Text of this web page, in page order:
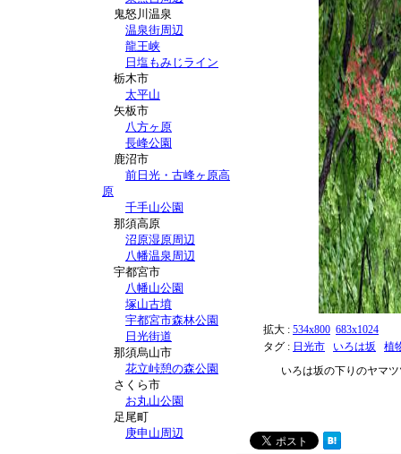
鬼怒川温泉
温泉街周辺
龍王峡
日塩もみじライン
栃木市
太平山
矢板市
八方ヶ原
長峰公園
鹿沼市
前日光・古峰ヶ原高
原
千手山公園
那須高原
沼原湿原周辺
八幡温泉周辺
宇都宮市
八幡山公園
塚山古墳
宇都宮市森林公園
日光街道
那須烏山市
花立峠憩の森公園
さくら市
お丸山公園
足尾町
庚申山周辺
拡大 : 534x800 683x1024
タグ : 日光市 いろは坂
植
いろは坂の下りのヤマ